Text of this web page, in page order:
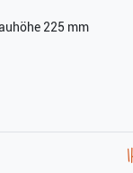
225 mm